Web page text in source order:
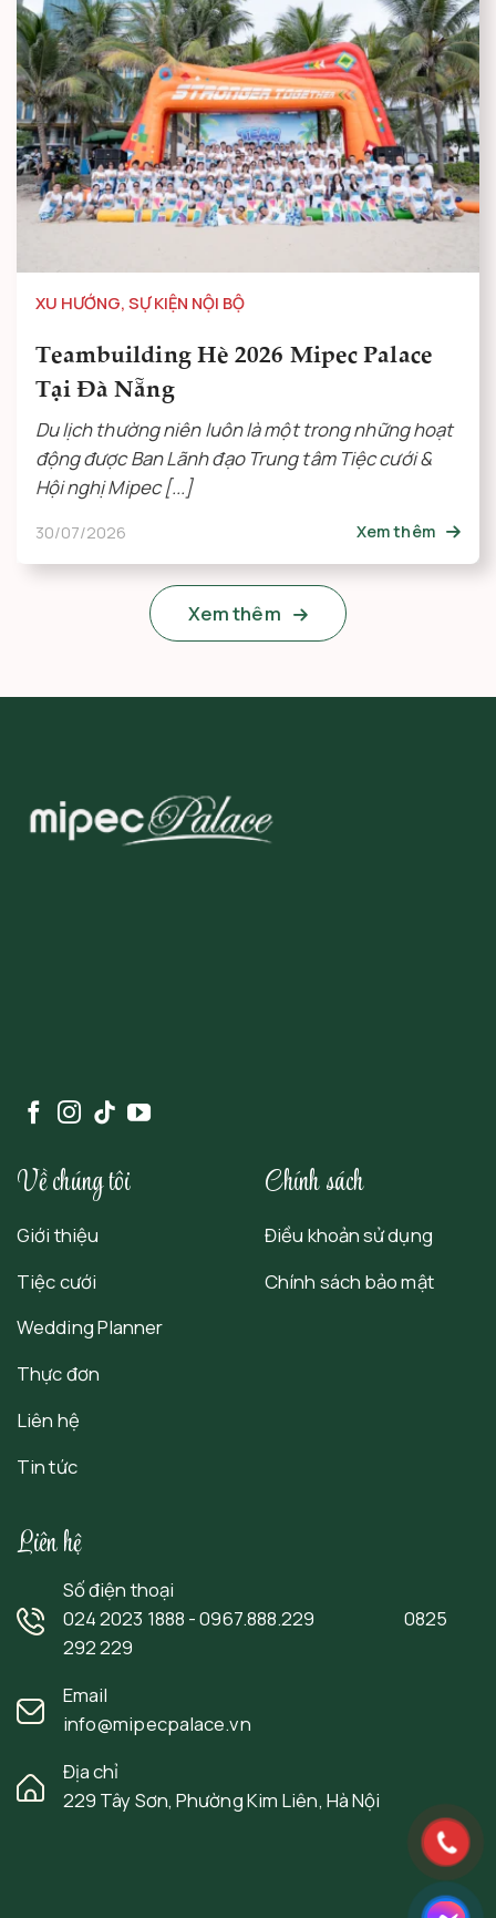
XU HƯỚNG, SỰ KIỆN NỘI BỘ
Teambuilding Hè 2026 Mipec Palace
Tại Đà Nẵng
Du lịch thường niên luôn là một trong những hoạt
động được Ban Lãnh đạo Trung tâm Tiệc cưới &
Hội nghị Mipec [...]
30/07/2026 Xem thêm
Xem thêm
Về chúng tôi
Giới thiệu
Tiệc cưới
Wedding Planner
Thực đơn
Liên hệ
Tin tức
Chính sách
Điều khoản sử dụng
Chính sách bảo mật
Liên hệ
Số điện thoại
024 2023 1888 - 0967.888.229 0825
292 229
Email
info@mipecpalace.vn
Địa chỉ
229 Tây Sơn, Phường Kim Liên, Hà Nội